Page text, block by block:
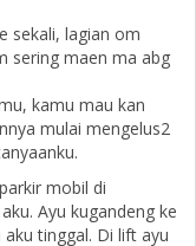
sekali, lagian om
sering maen ma abg
kamu mau kan
mulai mengelus2
mobil di
Ayu kugandeng ke
tinggal. Di lift ayu